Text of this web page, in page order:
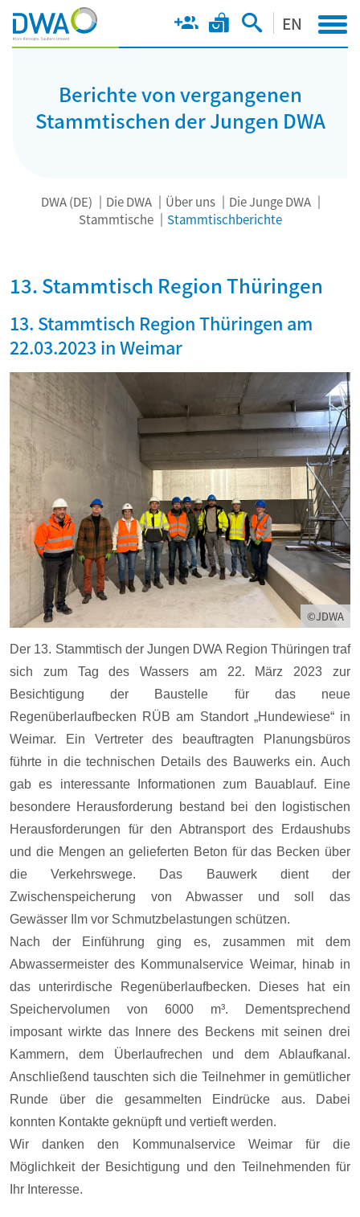
EN
Berichte von vergangenen
Stammtischen der Jungen DWA
DWA (DE) Die DWA Über uns
Die Junge DWA
Stammtische
Stammtischberichte
13. Stammtisch Region Thüringen
13. Stammtisch Region Thüringen am
22.03.2023 in Weimar
©JDWA
Der 13. Stammtisch der Jungen DWA Region Thüringen traf
sich zum Tag des Wassers am 22. März 2023 zur
Besichtigung der Baustelle für das neue
Regenüberlaufbecken RÜB am Standort „Hundewiese“ in
Weimar. Ein Vertreter des beauftragten Planungsbüros
führte in die technischen Details des Bauwerks ein. Auch
gab es interessante Informationen zum Bauablauf. Eine
besondere Herausforderung bestand bei den logistischen
Herausforderungen für den Abtransport des Erdaushubs
und die Mengen an gelieferten Beton für das Becken über
die Verkehrswege. Das Bauwerk dient der
Zwischenspeicherung von Abwasser und soll das
Gewässer Ilm vor Schmutzbelastungen schützen.
Nach der Einführung ging es, zusammen mit dem
Abwassermeister des Kommunalservice Weimar, hinab in
das unterirdische Regenüberlaufbecken. Dieses hat ein
Speichervolumen von 6000 m³. Dementsprechend
imposant wirkte das Innere des Beckens mit seinen drei
Kammern, dem Überlaufrechen und dem Ablaufkanal.
Anschließend tauschten sich die Teilnehmer in gemütlicher
Runde über die gesammelten Eindrücke aus. Dabei
konnten Kontakte geknüpft und vertieft werden.
Wir danken den Kommunalservice Weimar für die
Möglichkeit der Besichtigung und den Teilnehmenden für
Ihr Interesse.